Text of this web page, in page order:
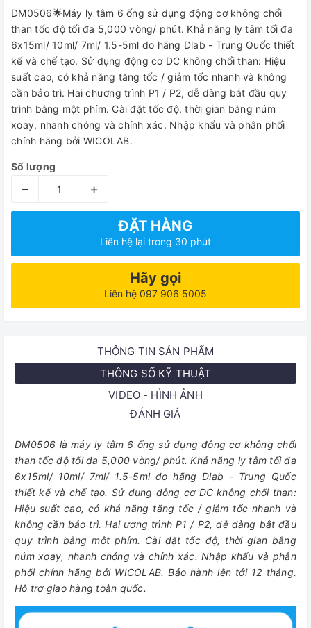
DM0506🌟Máy ly tâm 6 ống sử dụng động cơ không chổi
than tốc độ tối đa 5,000 vòng/ phút. Khả năng ly tâm tối đa
6x15ml/ 10ml/ 7ml/ 1.5-5ml do hãng Dlab - Trung Quốc thiết
kế và chế tạo. Sử dụng động cơ DC không chổi than: Hiệu
suất cao, có khả năng tăng tốc / giảm tốc nhanh và không
cần bảo trì. Hai chương trình P1 / P2, dễ dàng bắt đầu quy
trình bằng một phím. Cài đặt tốc độ, thời gian bằng núm
xoay, nhanh chóng và chính xác. Nhập khẩu và phân phối
chính hãng bởi WICOLAB.
Số lượng
– +
ĐẶT HÀNG
Liên hệ lại trong 30 phút
Hãy gọi
Liên hệ 097 906 5005
THÔNG TIN SẢN PHẨM
THÔNG SỐ KỸ THUẬT
VIDEO - HÌNH ẢNH
ĐÁNH GIÁ
DM0506 là máy ly tâm 6 ống sử dụng động cơ không chổi
than tốc độ tối đa 5,000 vòng/ phút. Khả năng ly tâm tối đa
6x15ml/ 10ml/ 7ml/ 1.5-5ml do hãng Dlab - Trung Quốc
thiết kế và chế tạo. Sử dụng động cơ DC không chổi than:
Hiệu suất cao, có khả năng tăng tốc / giảm tốc nhanh và
không cần bảo trì. Hai ương trình P1 / P2, dễ dàng bắt đầu
quy trình bằng một phím. Cài đặt tốc độ, thời gian bằng
núm xoay, nhanh chóng và chính xác. Nhập khẩu và phân
phối chính hãng bởi WICOLAB. Bảo hành lên tới 12 tháng.
Hỗ trợ giao hàng toàn quốc.